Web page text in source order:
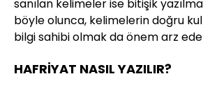
sanılan kelimeler ise bitişik
böyle olunca, kelimelerin doğru
bilgi sahibi olmak da önem arz
HAFRİYAT NASIL YAZILIR?